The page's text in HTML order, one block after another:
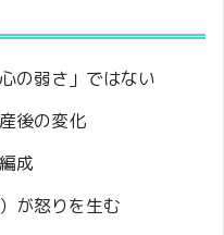
の弱さ」ではない
後の変化
成
が怒りを生む